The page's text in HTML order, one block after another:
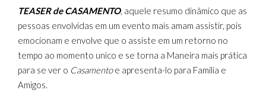
TEASER de CASAMENTO, aquele resumo dinâmico que as
pessoas envolvidas em um evento mais amam assistir, pois
emocionam e envolve que o assiste em um retorno no
tempo ao momento unico e se torna a Maneira mais prática
para se ver o Casamentoe apresenta-lo para Família e
Amigos.